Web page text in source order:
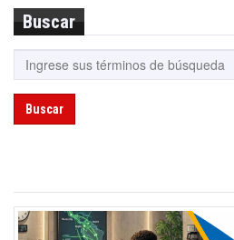
Buscar
Buscar